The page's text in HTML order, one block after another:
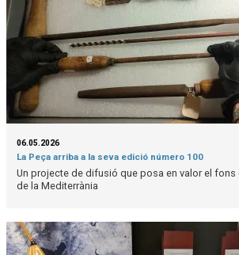
06.05.2026
La Peça arriba a la seva edició número 100
Un projecte de difusió que posa en valor el fons
de la Mediterrània